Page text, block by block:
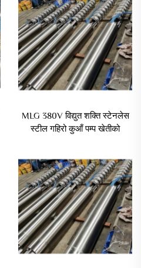
MLG 380V विद्युत शक्ति स्टेनलेस
स्टील गहिरो कुआँ पम्प खेतीको